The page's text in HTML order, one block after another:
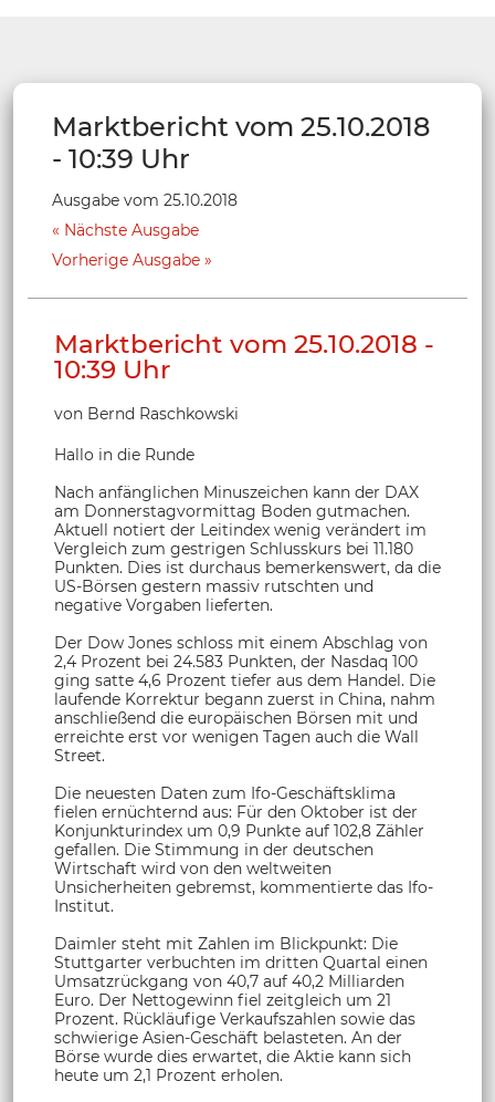
Marktbericht vom 25.10.2018
- 10:39 Uhr
Ausgabe vom 25.10.2018
Nächste Ausgabe
Vorherige Ausgabe
Marktbericht vom 25.10.2018 -
10:39 Uhr
von Bernd Raschkowski
Hallo in die Runde
Nach anfänglichen Minuszeichen kann der DAX
am Donnerstagvormittag Boden gutmachen.
Aktuell notiert der Leitindex wenig verändert im
Vergleich zum gestrigen Schlusskurs bei 11.180
Punkten. Dies ist durchaus bemerkenswert, da die
US-Börsen gestern massiv rutschten und
negative Vorgaben lieferten.
Der Dow Jones schloss mit einem Abschlag von
2,4 Prozent bei 24.583 Punkten, der Nasdaq 100
ging satte 4,6 Prozent tiefer aus dem Handel. Die
laufende Korrektur begann zuerst in China, nahm
anschließend die europäischen Börsen mit und
erreichte erst vor wenigen Tagen auch die Wall
Street.
Die neuesten Daten zum Ifo-Geschäftsklima
fielen ernüchternd aus: Für den Oktober ist der
Konjunkturindex um 0,9 Punkte auf 102,8 Zähler
gefallen. Die Stimmung in der deutschen
Wirtschaft wird von den weltweiten
Unsicherheiten gebremst, kommentierte das Ifo-
Institut.
Daimler steht mit Zahlen im Blickpunkt: Die
Stuttgarter verbuchten im dritten Quartal einen
Umsatzrückgang von 40,7 auf 40,2 Milliarden
Euro. Der Nettogewinn fiel zeitgleich um 21
Prozent. Rückläufige Verkaufszahlen sowie das
schwierige Asien-Geschäft belasteten. An der
Börse wurde dies erwartet, die Aktie kann sich
heute um 2,1 Prozent erholen.